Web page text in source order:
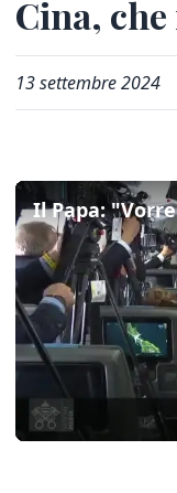
Cina,
13 settembre 2024